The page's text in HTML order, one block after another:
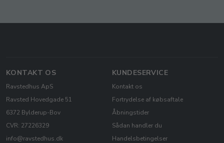
KONTAKT OS
Ravstedhus ApS
Ravsted Hovedgade 51
6372 Bylderup-Bov
CVR: 27226329
info@ravstedhus.dk
KUNDESERVICE
Kontakt os
Fortrydelse af købsaftale
Åbningstider
Sådan handler du
Handelsbetingelser